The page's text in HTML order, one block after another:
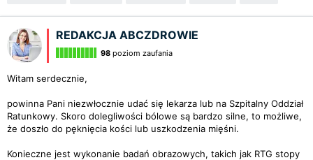
REDAKCJA ABCZDROWIE
98 poziom zaufania
Witam serdecznie,
powinna Pani niezwłocznie udać się lekarza lub na Szpitalny Oddział
Ratunkowy. Skoro dolegliwości bólowe są bardzo silne, to możliwe,
że doszło do pęknięcia kości lub uszkodzenia mięśni.
Konieczne jest wykonanie badań obrazowych, takich jak RTG stopy